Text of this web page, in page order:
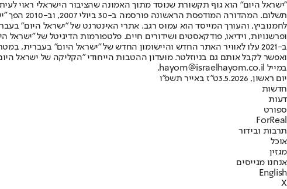
"ישראל היום" הוא גוף תקשורת שנוסד מתוך האמונה שהציבור הישראלי ראוי
תשלום.
ופרשנויות, וידיאו, פודקאסטים ושידורים חיים. פלטפורמות הדיגיטל של "ישראל
ב-2021 עלו לאוויר האתר החדש והיישומון החדש של "ישראל היום"
ואפשר לקבל אותם גם בניוזלטר. מועדון ההטבות הייחודי "הקליקה של ישראל
במייל hayom@israelhayom.co.il.
יום ראשון, 3.5.2026
ט"ז באייר תשפ"ו
חדשות
דעות
ספורט
ForReal
תרבות ובידור
אוכל
מגזין
אנחנו מגייסים
English
X